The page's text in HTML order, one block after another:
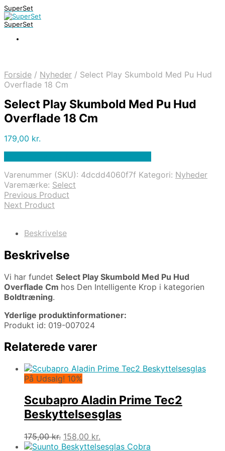
SuperSet
SuperSet
Forside / Nyheder / Select Play Skumbold Med Pu Hud
Overflade 18 Cm
Select Play Skumbold Med Pu Hud
Overflade 18 Cm
179,00 kr.
Varenummer (SKU): 4dcdd4060f7f Kategori: Nyheder
Varemærke: Select
Previous Product
Next Product
Beskrivelse
Beskrivelse
Vi har fundet Select Play Skumbold Med Pu Hud
Overflade Cm hos Den Intelligente Krop i kategorien
Boldtræning.
Yderlige produktinformationer:
Produkt id: 019-007024
Relaterede varer
På Udsalg! 10%
Scubapro Aladin Prime Tec2
Beskyttelsesglas
175,00kr. Den
oprindelige
158,00 kr.
aktuelle